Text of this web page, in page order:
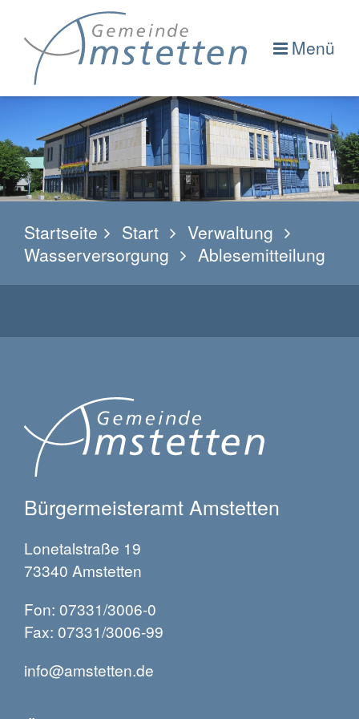
Menü
Startseite Start
Verwaltung
Wasserversorgung
Ablesemitteilung
Bürgermeisteramt Amstetten
Lonetalstraße 19
73340 Amstetten
Fon: 07331/3006-0
Fax: 07331/3006-99
info@amstetten.de